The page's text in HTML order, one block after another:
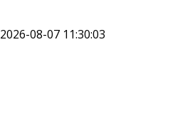
2026-08-07 11:30:03